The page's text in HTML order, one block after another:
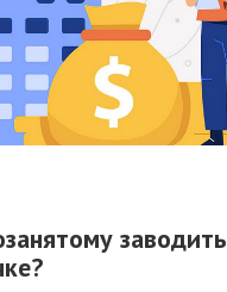
заводить